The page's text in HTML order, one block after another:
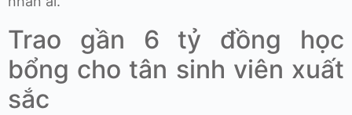
Trao gần 6 tỷ đồng học
bổng cho tân sinh viên xuất
sắc